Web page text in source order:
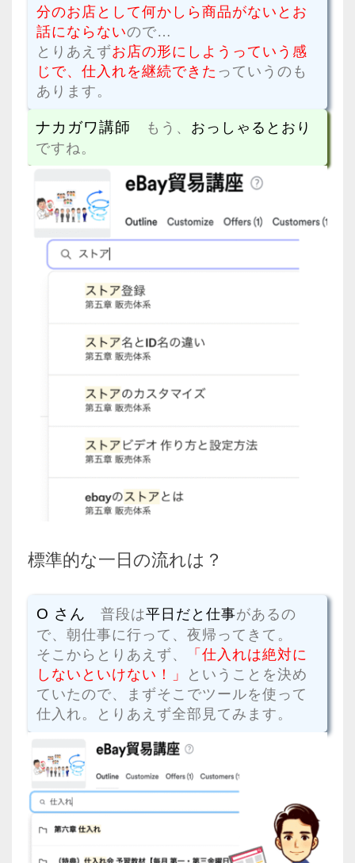
分のお店として何かしら商品がないとお
話にならないので…
とりあえずお店の形にしようっていう感
じで、仕入れを継続できた っていうのも
あります。
ナカガワ講師 もう、 おっしゃるとおり
ですね。
標準的な一日の流れは？
O さん 普段は平日だと仕事があるの
で、朝仕事に行って、夜帰ってきて。
そこからとりあえず、
「仕入れは絶対に
しないといけない！」
ということを決め
ていたので、まずそこでツールを使って
仕入れ。とりあえず全部見てみます。